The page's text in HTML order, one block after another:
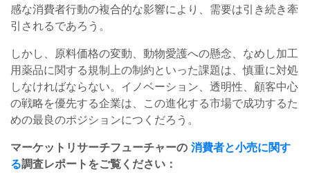
感な消費者行動の複合的な影響により、需要は引き続き牽
引されるであろう。
しかし、原料価格の変動、動物愛護への懸念、なめし加工
用薬品に関する規制上の制約といった課題は、慎重に対処
しなければならない。イノベーション、透明性、顧客中心
の戦略を優先する企業は、この進化する市場で成功するた
めの最良のポジションにつくだろう。
マーケットリサーチフューチャーの 消費者と小売に関す
る調査レポートをご覧ください：